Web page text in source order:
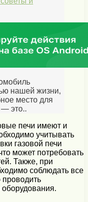
нашей жизни,
место для
— это..
печи имеют и
учитывать
газовой печи
может потребовать
Также, при
соблюдать все
проводить
оборудования.